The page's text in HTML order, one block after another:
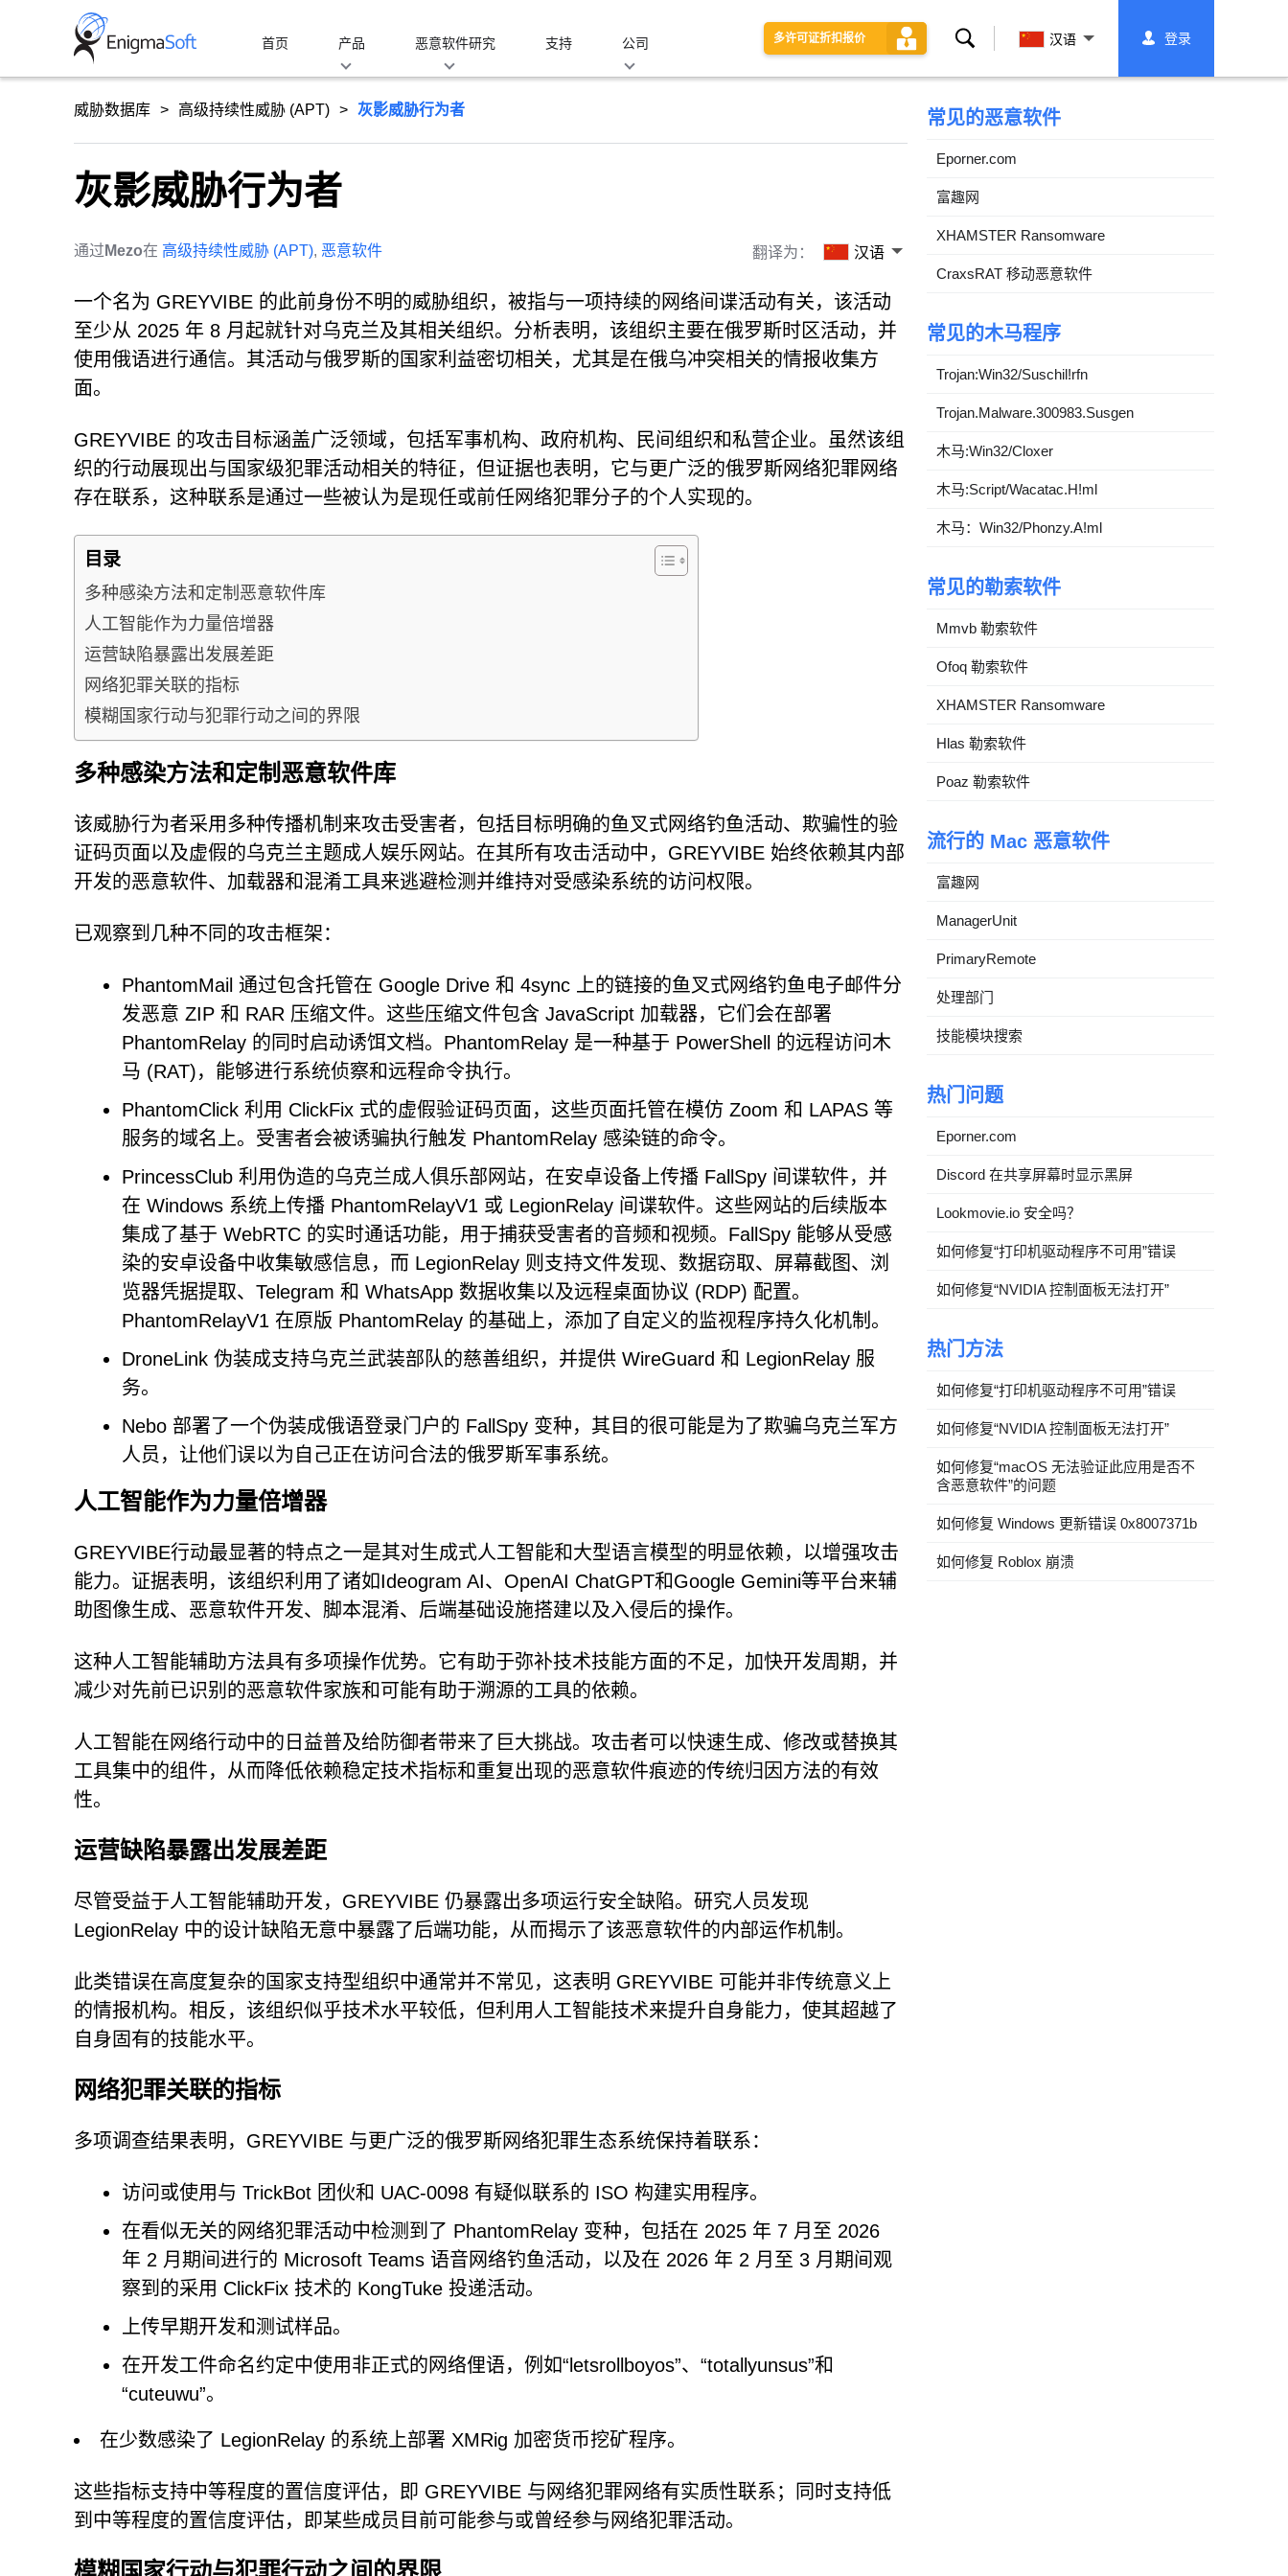
首页 产品 恶意软件研究 支持 公司 多许可证折扣报价
搜
汉语 登录
威胁数据库 高级持续性威胁 (APT) 灰影威胁行为者
灰影威胁行为者
通过 Mezo在 高级持续性威胁 (APT), 恶意软件 翻译为： 汉语
一个名为 GREYVIBE 的此前身份不明的威胁组织，被指与一项持续的网络间谍活动有关，该活动
至少从 2025 年 8 月起就针对乌克兰及其相关组织。分析表明，该组织主要在俄罗斯时区活动，并
使用俄语进行通信。其活动与俄罗斯的国家利益密切相关，尤其是在俄乌冲突相关的情报收集方
面。
GREYVIBE 的攻击目标涵盖广泛领域，包括军事机构、政府机构、民间组织和私营企业。虽然该组
织的行动展现出与国家级犯罪活动相关的特征，但证据也表明，它与更广泛的俄罗斯网络犯罪网络
存在联系，这种联系是通过一些被认为是现任或前任网络犯罪分子的个人实现的。
目录
多种感染方法和定制恶意软件库
人工智能作为力量倍增器
运营缺陷暴露出发展差距
网络犯罪关联的指标
模糊国家行动与犯罪行动之间的界限
多种感染方法和定制恶意软件库
该威胁行为者采用多种传播机制来攻击受害者，包括目标明确的鱼叉式网络钓鱼活动、欺骗性的验
证码页面以及虚假的乌克兰主题成人娱乐网站。在其所有攻击活动中，GREYVIBE 始终依赖其内部
开发的恶意软件、加载器和混淆工具来逃避检测并维持对受感染系统的访问权限。
已观察到几种不同的攻击框架：
PhantomMail 通过包含托管在 Google Drive 和 4sync 上的链接的鱼叉式网络钓鱼电子邮件分
发恶意 ZIP 和 RAR 压缩文件。这些压缩文件包含 JavaScript 加载器，它们会在部署
PhantomRelay 的同时启动诱饵文档。PhantomRelay 是一种基于 PowerShell 的远程访问木
马 (RAT)，能够进行系统侦察和远程命令执行。
PhantomClick 利用 ClickFix 式的虚假验证码页面，这些页面托管在模仿 Zoom 和 LAPAS 等
服务的域名上。受害者会被诱骗执行触发 PhantomRelay 感染链的命令。
PrincessClub 利用伪造的乌克兰成人俱乐部网站，在安卓设备上传播 FallSpy 间谍软件，并
在 Windows 系统上传播 PhantomRelayV1 或 LegionRelay 间谍软件。这些网站的后续版本
集成了基于 WebRTC 的实时通话功能，用于捕获受害者的音频和视频。FallSpy 能够从受感
染的安卓设备中收集敏感信息，而 LegionRelay 则支持文件发现、数据窃取、屏幕截图、浏
览器凭据提取、Telegram 和 WhatsApp 数据收集以及远程桌面协议 (RDP) 配置。
PhantomRelayV1 在原版 PhantomRelay 的基础上，添加了自定义的监视程序持久化机制。
DroneLink 伪装成支持乌克兰武装部队的慈善组织，并提供 WireGuard 和 LegionRelay 服
务。
Nebo 部署了一个伪装成俄语登录门户的 FallSpy 变种，其目的很可能是为了欺骗乌克兰军方
人员，让他们误以为自己正在访问合法的俄罗斯军事系统。
人工智能作为力量倍增器
GREYVIBE行动最显著的特点之一是其对生成式人工智能和大型语言模型的明显依赖，以增强攻击
能力。证据表明，该组织利用了诸如Ideogram AI、OpenAI ChatGPT和Google Gemini等平台来辅
助图像生成、恶意软件开发、脚本混淆、后端基础设施搭建以及入侵后的操作。
这种人工智能辅助方法具有多项操作优势。它有助于弥补技术技能方面的不足，加快开发周期，并
减少对先前已识别的恶意软件家族和可能有助于溯源的工具的依赖。
人工智能在网络行动中的日益普及给防御者带来了巨大挑战。攻击者可以快速生成、修改或替换其
工具集中的组件，从而降低依赖稳定技术指标和重复出现的恶意软件痕迹的传统归因方法的有效
性。
运营缺陷暴露出发展差距
尽管受益于人工智能辅助开发，GREYVIBE 仍暴露出多项运行安全缺陷。研究人员发现
LegionRelay 中的设计缺陷无意中暴露了后端功能，从而揭示了该恶意软件的内部运作机制。
此类错误在高度复杂的国家支持型组织中通常并不常见，这表明 GREYVIBE 可能并非传统意义上
的情报机构。相反，该组织似乎技术水平较低，但利用人工智能技术来提升自身能力，使其超越了
自身固有的技能水平。
网络犯罪关联的指标
多项调查结果表明，GREYVIBE 与更广泛的俄罗斯网络犯罪生态系统保持着联系：
访问或使用与 TrickBot 团伙和 UAC-0098 有疑似联系的 ISO 构建实用程序。
在看似无关的网络犯罪活动中检测到了 PhantomRelay 变种，包括在 2025 年 7 月至 2026
年 2 月期间进行的 Microsoft Teams 语音网络钓鱼活动，以及在 2026 年 2 月至 3 月期间观
察到的采用 ClickFix 技术的 KongTuke 投递活动。
上传早期开发和测试样品。
在开发工件命名约定中使用非正式的网络俚语，例如“letsrollboyos”、“totallyunsus”和
“cuteuwu”。
在少数感染了 LegionRelay 的系统上部署 XMRig 加密货币挖矿程序。
这些指标支持中等程度的置信度评估，即 GREYVIBE 与网络犯罪网络有实质性联系；同时支持低
到中等程度的置信度评估，即某些成员目前可能参与或曾经参与网络犯罪活动。
模糊国家行动与犯罪行动之间的界限
常见的恶意软件
Eporner.com
富趣网
XHAMSTER Ransomware
CraxsRAT 移动恶意软件
常见的木马程序
Trojan:Win32/Suschil!rfn
Trojan.Malware.300983.Susgen
木马:Win32/Cloxer
木马:Script/Wacatac.H!ml
木马：Win32/Phonzy.A!ml
常见的勒索软件
Mmvb 勒索软件
Ofoq 勒索软件
XHAMSTER Ransomware
Hlas 勒索软件
Poaz 勒索软件
流行的 Mac 恶意软件
富趣网
ManagerUnit
PrimaryRemote
处理部门
技能模块搜索
热门问题
Eporner.com
Discord 在共享屏幕时显示黑屏
Lookmovie.io 安全吗？
如何修复“打印机驱动程序不可用”错误
如何修复“NVIDIA 控制面板无法打开”
热门方法
如何修复“打印机驱动程序不可用”错误
如何修复“NVIDIA 控制面板无法打开”
如何修复“macOS 无法验证此应用是否不
含恶意软件”的问题
如何修复 Windows 更新错误 0x8007371b
如何修复 Roblox 崩溃